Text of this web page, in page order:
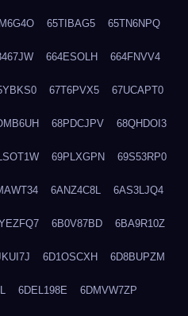
65TIBAG5 65TN6NPQ
664ESOLH 664FNVV4
67T6PVX5 67UCAPT0
68PDCJPV 68QHDOI3
69PLXGPN 69S53RP0
6ANZ4C8L 6AS3LJQ4
6B0V87BD 6BA9R10Z
6D1OSCXH 6D8BUPZM
6DEL198E 6DMVW7ZP